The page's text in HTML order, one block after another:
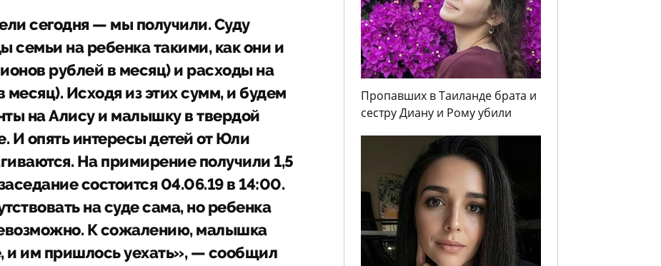
сегодня — мы получили. Суду
семьи на ребенка такими, как они и
рублей в месяц) и расходы на
месяц). Исходя из этих сумм, и будем
на Алису и малышку в твердой
И опять интересы детей от Юли
На примирение получили 1,5
состоится 04.06.19 в 14:00.
на суде сама, но ребенка
К сожалению, малышка
и им пришлось уехать», — сообщил
Пропавших в Таиланде брата и
сестру Диану и Рому убили